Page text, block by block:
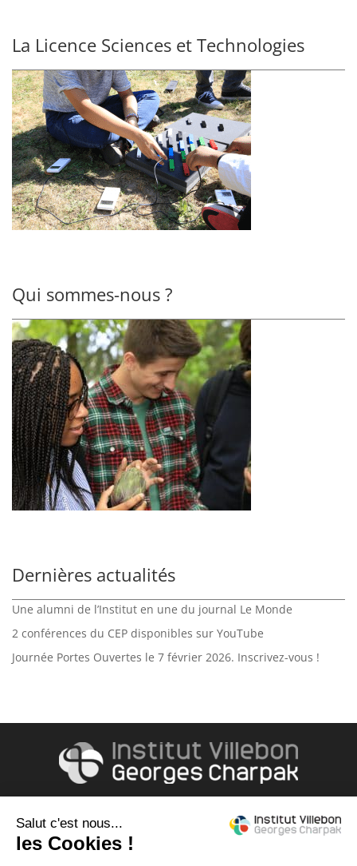
La Licence Sciences et Technologies
Qui sommes-nous ?
Dernières actualités
Une alumni de l’Institut en une du journal Le Monde
2 conférences du CEP disponibles sur YouTube
Journée Portes Ouvertes le 7 février 2026. Inscrivez-vous !
Accès & contact
490, rue Hector Berlioz